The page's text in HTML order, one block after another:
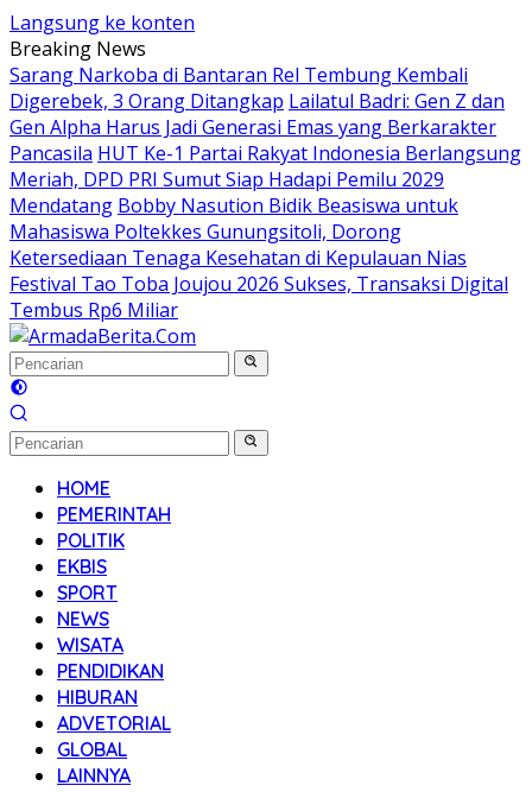
Langsung ke konten
Breaking News
Sarang Narkoba di Bantaran Rel Tembung Kembali
Digerebek, 3 Orang Ditangkap Lailatul Badri: Gen Z dan
Gen Alpha Harus Jadi Generasi Emas yang Berkarakter
Pancasila HUT Ke-1 Partai Rakyat Indonesia Berlangsung
Meriah, DPD PRI Sumut Siap Hadapi Pemilu 2029
Mendatang Bobby Nasution Bidik Beasiswa untuk
Mahasiswa Poltekkes Gunungsitoli, Dorong
Ketersediaan Tenaga Kesehatan di Kepulauan Nias
Festival Tao Toba Joujou 2026 Sukses, Transaksi Digital
Tembus Rp6 Miliar
HOME
PEMERINTAH
POLITIK
EKBIS
SPORT
NEWS
WISATA
PENDIDIKAN
HIBURAN
ADVETORIAL
GLOBAL
LAINNYA